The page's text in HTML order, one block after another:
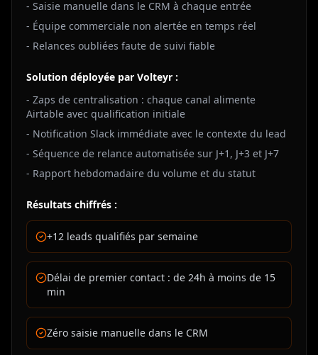
- Saisie manuelle dans le CRM à chaque entrée
- Équipe commerciale non alertée en temps réel
- Relances oubliées faute de suivi fiable
Solution déployée par Volteyr :
- Zaps de centralisation : chaque canal alimente
Airtable avec qualification initiale
- Notification Slack immédiate avec le contexte du lead
- Séquence de relance automatisée sur J+1, J+3 et J+7
- Rapport hebdomadaire du volume et du statut
Résultats chiffrés :
+12 leads qualifiés par semaine
Délai de premier contact : de 24h à moins de 15
min
Zéro saisie manuelle dans le CRM